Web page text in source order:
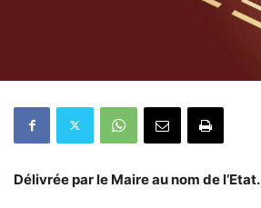
Délivrée par le Maire au nom de l’Etat.